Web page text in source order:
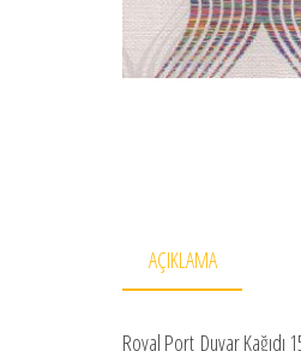
AÇIKLAMA
Royal Port Duvar Kağıdı